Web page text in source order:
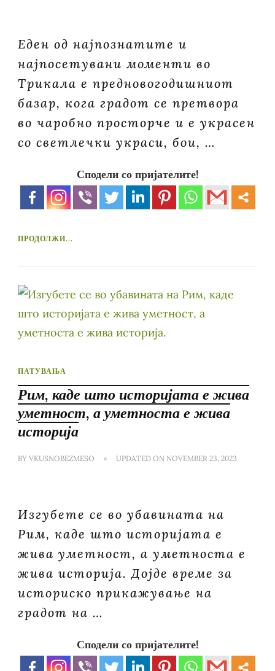
Еден од најпознатите и
најпосетувани моменти во
Трикала е предновогодишниот
базар, кога градот се претвора
во чаробно просторче и е украсен
со светлечки украси, бои, …
Сподели со пријателите!
ПРОДОЛЖИ...
ПАТУВАЊА
Рим, каде што историјата е жива
уметност, а уметноста е жива
историја
BY VKUSNOBEZMESO UPDATED ON NOVEMBER 23, 2023
Изгубете се во убавината на
Рим, каде што историјата е
жива уметност, а уметноста е
жива историја. Дојде време за
историско прикажување на
градот на …
Сподели со пријателите!